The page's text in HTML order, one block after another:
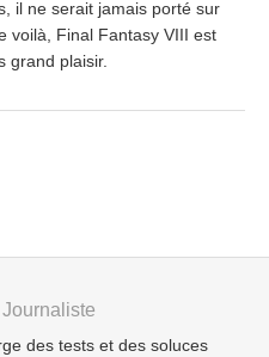
il ne serait jamais porté sur
voilà, Final Fantasy VIII est
grand plaisir.
Journaliste
des tests et des soluces